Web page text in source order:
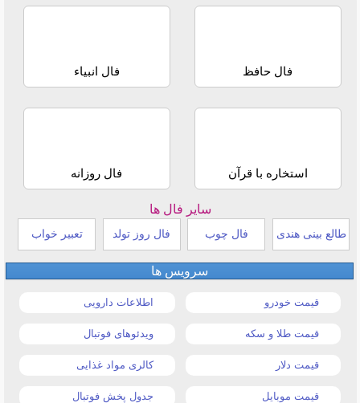
فال حافظ فال انبیاء
استخاره با قرآن فال روزانه
سایر فال ها
طالع بینی هندی فال چوب فال روز تولد تعبیر خواب
سرویس ها
قیمت خودرو اطلاعات دارویی
قیمت طلا و سکه ویدئوهای فوتبال
قیمت دلار کالری مواد غذایی
قیمت موبایل جدول پخش فوتبال